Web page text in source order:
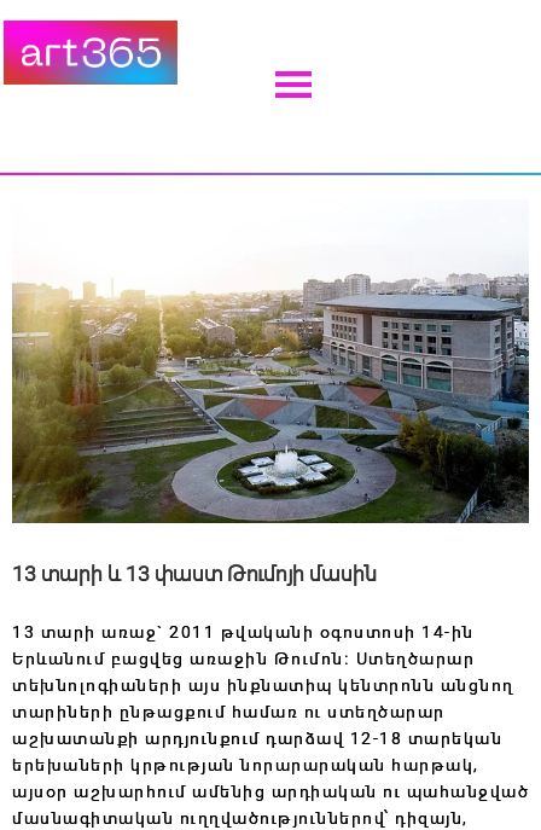
13 տարի և 13 փաստ Թումոյի մասին
13 տարի առաջ` 2011 թվականի օգոստոսի 14-ին
Երևանում բացվեց առաջին Թումոն։ Ստեղծարար
տեխնոլոգիաների այս ինքնատիպ կենտրոնն անցնող
տարիների ընթացքում համառ ու ստեղծարար
աշխատանքի արդյունքում դարձավ 12-18 տարեկան
երեխաների կրթության նորարարական հարթակ,
այսօր աշխարհում ամենից արդիական ու պահանջված
մասնագիտական ուղղվածություններով՝ դիզայն,